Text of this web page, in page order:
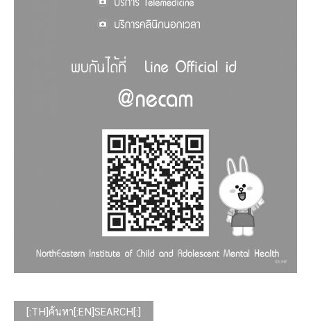
[:TH]ค้นหา[:EN]SEARCH[:]